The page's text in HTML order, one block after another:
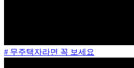
# 무주택자라면 꼭 보세요